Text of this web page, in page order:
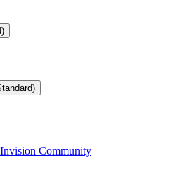
Community